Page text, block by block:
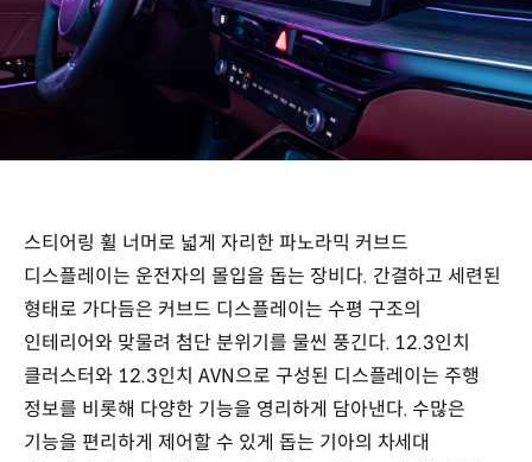
스티어링 휠 너머로 넓게 자리한 파노라믹 커브드
디스플레이는 운전자의 몰입을 돕는 장비다. 간결하고 세련된
형태로 가다듬은 커브드 디스플레이는 수평 구조의
인테리어와 맞물려 첨단 분위기를 물씬 풍긴다. 12.3인치
클러스터와 12.3인치 AVN으로 구성된 디스플레이는 주행
정보를 비롯해 다양한 기능을 영리하게 담아낸다. 수많은
기능을 편리하게 제어할 수 있게 돕는 기아의 차세대